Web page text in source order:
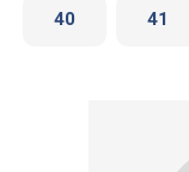
40 41